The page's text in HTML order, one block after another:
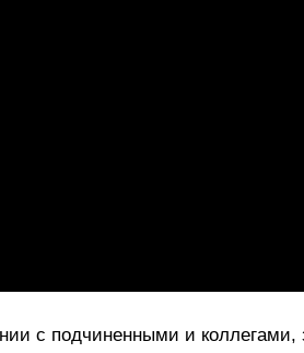
с подчиненными и коллегами,